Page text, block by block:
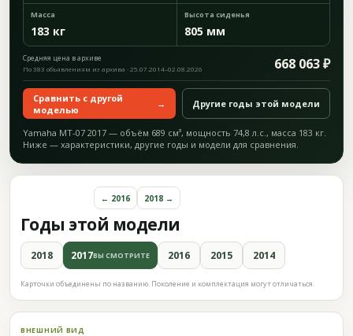
Масса
183 кг
Высота сиденья
805 мм
Средняя цена в архиве 668 063 ₽
По 383 объявлениям из архива · 25.07.2014–02.08.2026
Сравнить с другой
моделью
→ Другие годы этой модели
Yamaha MT-07 2017 — объём 689 см³, мощность 74,8 л.с., масса 183 кг.
Ниже — характеристики, другие годы и модели для сравнения.
Годы этой модели
← 2016 2018 →
2018 2017ВЫ СМОТРИТЕ 2016 2015 2014
Карточки объединены по названию. Поколение и комплектация могут отличаться.
ВНЕШНИЙ ВИД